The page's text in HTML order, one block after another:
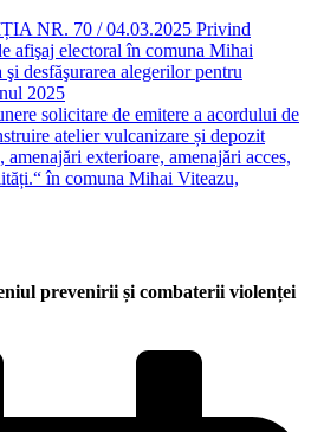
NR. 70 / 04.03.2025 Privind
afişaj electoral în comuna Mihai
desfăşurarea alegerilor pentru
2025
solicitare de emitere a acordului de
atelier vulcanizare și depozit
exterioare, amenajări acces,
în comuna Mihai Viteazu,
prevenirii și combaterii violenței